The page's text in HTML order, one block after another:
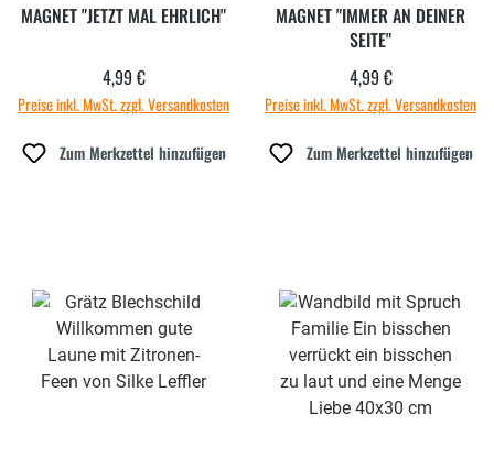
MAGNET "JETZT MAL EHRLICH"
Regulärer Preis:
4,99 €
Preise inkl. MwSt. zzgl. Versandkosten
Zum Merkzettel hinzufügen
MAGNET "IMMER AN DEINER
SEITE"
Regulärer Preis:
4,99 €
Preise inkl. MwSt. zzgl. Versandkosten
Zum Merkzettel hinzufügen